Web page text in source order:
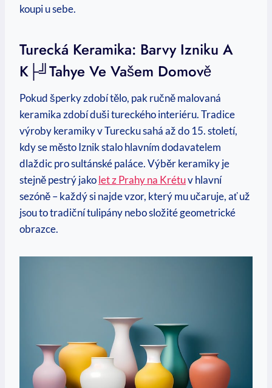
koupi u sebe.
Turecká Keramika: Barvy Izniku A
K├╝tahye Ve Vašem Domově
Pokud šperky zdobí tělo, pak ručně malovaná
keramika zdobí duši tureckého interiéru. Tradice
výroby keramiky v Turecku sahá až do 15. století,
kdy se město Iznik stalo hlavním dodavatelem
dlaždic pro sultánské paláce. Výběr keramiky je
stejně pestrý jakolet z Prahy na Krétuv hlavní
sezóně – každý si najde vzor, který mu učaruje, ať už
jsou to tradiční tulipány nebo složité geometrické
obrazce.